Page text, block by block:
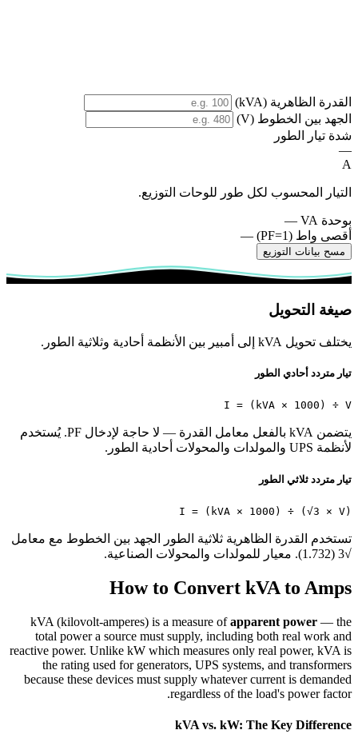
القدرة الظاهرية (kVA)
الجهد بين الخطوط (V)
شدة تيار الطور
—
A
التيار المحسوب لكل طور للوحات التوزيع.
بوحدة VA
—
أقصى واط (PF=1)
—
مسح بيانات التوزيع
صيغة التحويل
يختلف تحويل kVA إلى أمبير بين الأنظمة أحادية وثلاثية الطور.
تيار متردد أحادي الطور
I = (kVA × 1000) ÷ V
يتضمن kVA بالفعل معامل القدرة — لا حاجة لإدخال PF. يُستخدم
لأنظمة UPS والمولدات والمحولات أحادية الطور.
تيار متردد ثلاثي الطور
I = (kVA × 1000) ÷ (√3 × V)
تستخدم القدرة الظاهرية ثلاثية الطور الجهد بين الخطوط مع معامل
√3 (1.732). معيار للمولدات والمحولات الصناعية.
How to Convert kVA to Amps
kVA (kilovolt-amperes) is a measure ofapparent power — the
total power a source must supply, including both real work and
reactive power. Unlike kW which measures only real power, kVA is
the rating used for generators, UPS systems, and transformers
because these devices must supply whatever current is demanded
regardless of the load's power factor.
kVA vs. kW: The Key Difference